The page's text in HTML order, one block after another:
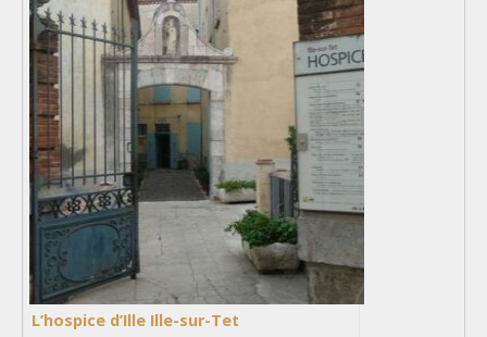
L’hospice d’Ille Ille-sur-Tet